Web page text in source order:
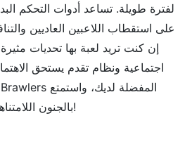
لفترة طويلة. تساعد أدوات التحكم
على استقطاب اللاعبين العاديين
اجتماعية ونظام تقدم يستحق
بالجنون اللامتناهي لهذه الساحة المتنامية!